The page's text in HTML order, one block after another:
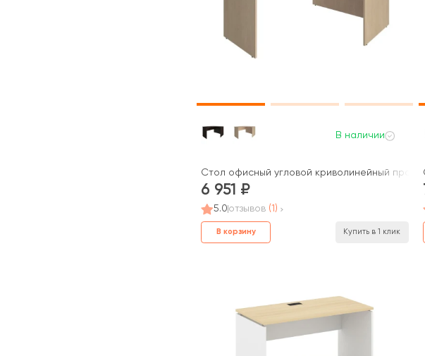
В наличии
Стол офисный угловой криволинейный
6 951
5.0 отзывов (1)
В корзину Купить в 1 клик